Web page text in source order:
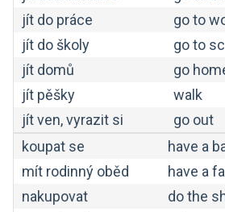
jít do práce
go to
jít do školy
go to
jít domů
go
jít pěšky
walk
jít ven, vyrazit si
go out
koupat se
have a
mít rodinný oběd
have a
nakupovat
do the